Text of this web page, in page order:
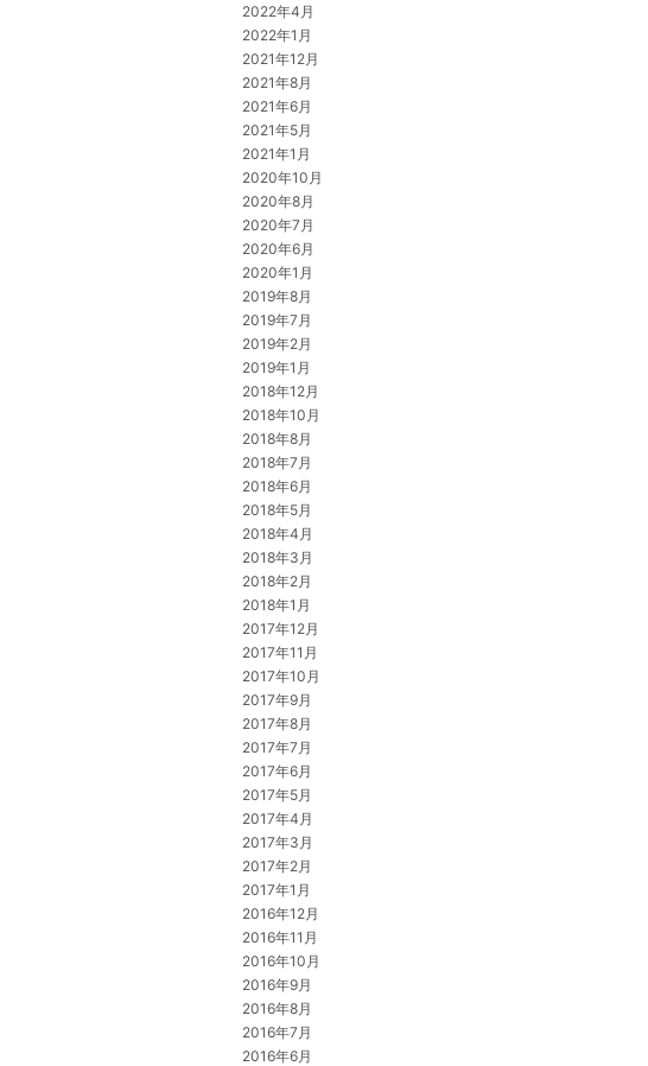
2022年4月
2022年1月
2021年12月
2021年8月
2021年6月
2021年5月
2021年1月
2020年10月
2020年8月
2020年7月
2020年6月
2020年1月
2019年8月
2019年7月
2019年2月
2019年1月
2018年12月
2018年10月
2018年8月
2018年7月
2018年6月
2018年5月
2018年4月
2018年3月
2018年2月
2018年1月
2017年12月
2017年11月
2017年10月
2017年9月
2017年8月
2017年7月
2017年6月
2017年5月
2017年4月
2017年3月
2017年2月
2017年1月
2016年12月
2016年11月
2016年10月
2016年9月
2016年8月
2016年7月
2016年6月